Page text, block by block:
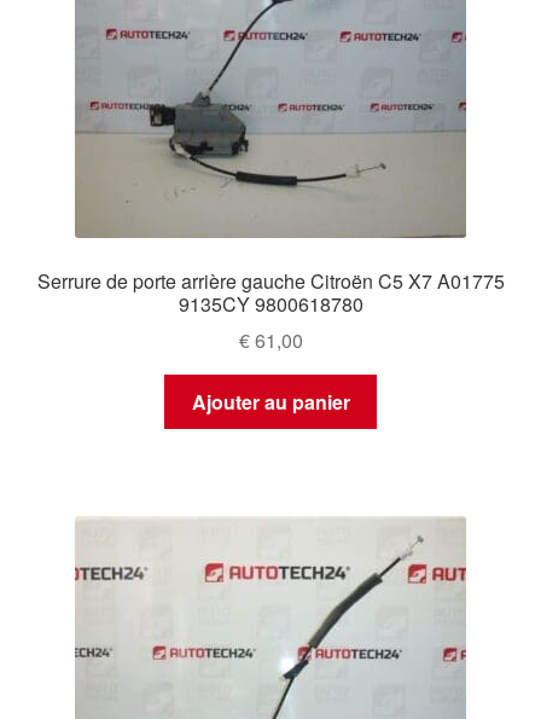
Serrure de porte arrière gauche Citroën C5 X7 A01775
9135CY 9800618780
€61,00
Ajouter au panier